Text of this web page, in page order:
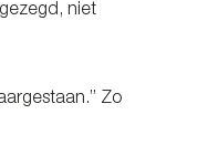
niet
Zo